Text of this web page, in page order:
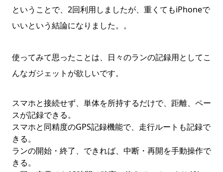
ということで、2回利用しましたが、重くてもiPhoneで
いいという結論になりました。。
使ってみて思ったことは、日々のランの記録用としてこ
んなガジェットが欲しいです。
スマホと接続せず、単体を所持するだけで、距離、ペー
スが記録できる。
スマホと同精度のGPS記録機能で、走行ルートも記録で
きる。
ランの開始・終了、できれば、中断・再開を手動操作で
きる。